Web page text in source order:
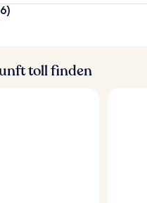
toll finden